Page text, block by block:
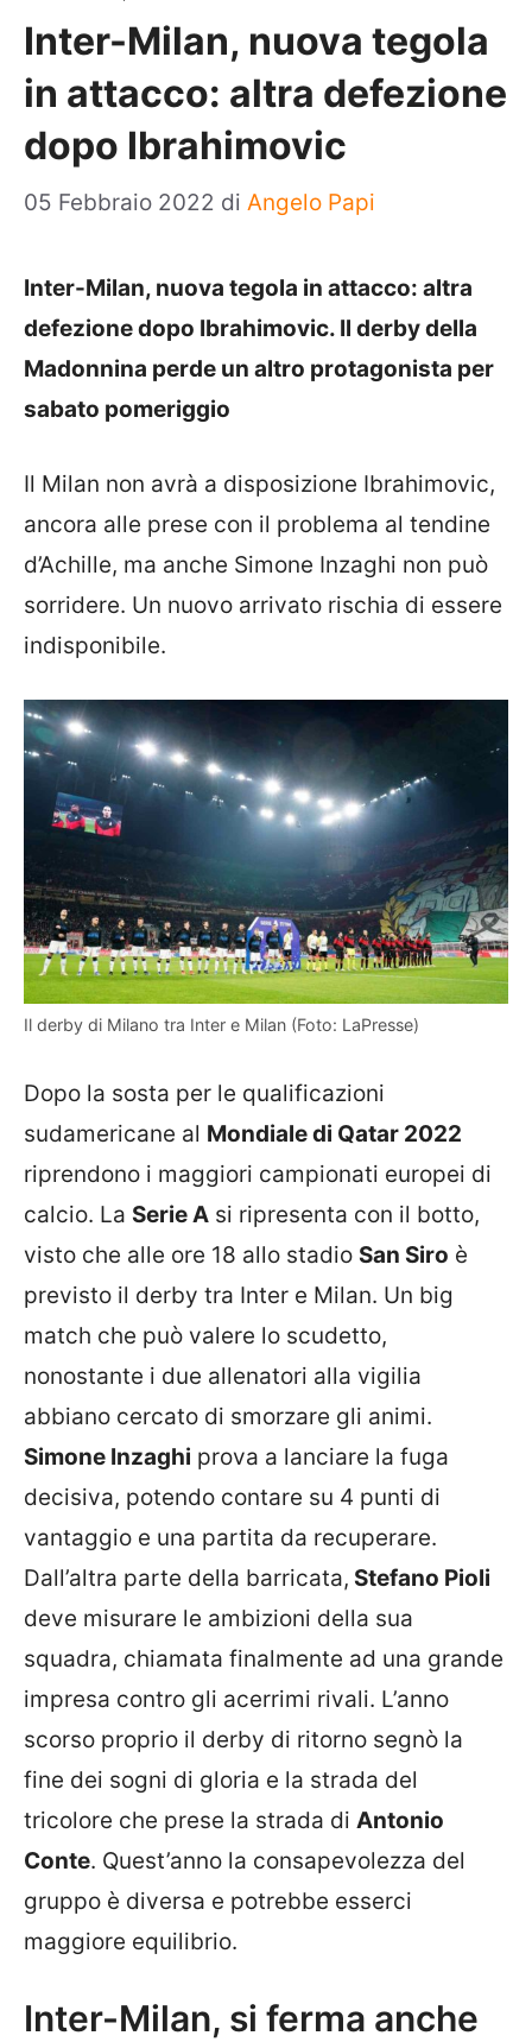
Inter-Milan, nuova tegola
in attacco: altra defezione
dopo Ibrahimovic
05 Febbraio 2022 di Angelo Papi
Inter-Milan, nuova tegola in attacco: altra
defezione dopo Ibrahimovic. Il derby della
Madonnina perde un altro protagonista per
sabato pomeriggio
Il Milan non avrà a disposizione Ibrahimovic,
ancora alle prese con il problema al tendine
d’Achille, ma anche Simone Inzaghi non può
sorridere. Un nuovo arrivato rischia di essere
indisponibile.
Il derby di Milano tra Inter e Milan (Foto: LaPresse)
Dopo la sosta per le qualificazioni
sudamericane al Mondiale di Qatar 2022
riprendono i maggiori campionati europei di
calcio. La Serie A si ripresenta con il botto,
visto che alle ore 18 allo stadio San Siro è
previsto il derby tra Inter e Milan. Un big
match che può valere lo scudetto,
nonostante i due allenatori alla vigilia
abbiano cercato di smorzare gli animi.
Simone Inzaghi prova a lanciare la fuga
decisiva, potendo contare su 4 punti di
vantaggio e una partita da recuperare.
Dall’altra parte della barricata, Stefano Pioli
deve misurare le ambizioni della sua
squadra, chiamata finalmente ad una grande
impresa contro gli acerrimi rivali. L’anno
scorso proprio il derby di ritorno segnò la
fine dei sogni di gloria e la strada del
tricolore che prese la strada di Antonio
Conte. Quest’anno la consapevolezza del
gruppo è diversa e potrebbe esserci
maggiore equilibrio.
Inter-Milan, si ferma anche